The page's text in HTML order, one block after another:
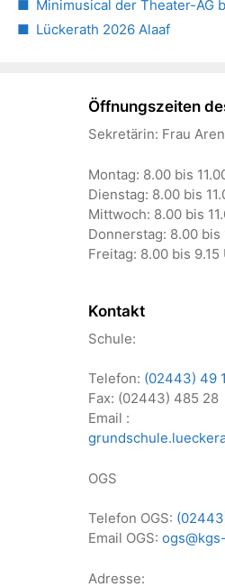
Minimusical der Theater-AG
Lückerath 2026 Alaaf
Öffnungszeiten
Sekretärin: Frau
Montag: 8.00 bis
Dienstag: 8.00 bis
Mittwoch: 8.00 bis
Donnerstag: 8.00 bis
Freitag: 8.00 bis 9.15
Kontakt
Schule:
Telefon: (02443) 49
Fax: (02443) 485 28
Email :
OGS
Telefon OGS:
Email OGS:
Adresse: